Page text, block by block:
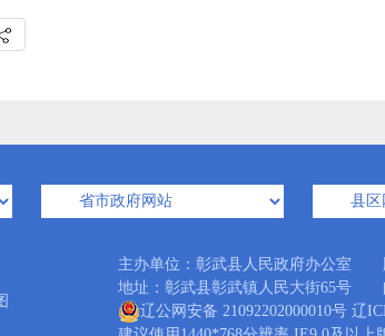
主办单位：彰武县人民政府办公室
地址：彰武县彰武镇人民大街65号
辽公网安备 21092202000010号 辽